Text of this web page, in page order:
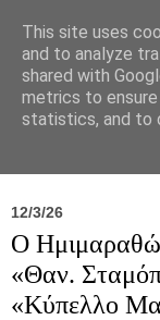
12/3/26
Ο
«Θαν.
«Κύπελλο
This site uses
and to analyze
shared with
metrics to
statistics, and to